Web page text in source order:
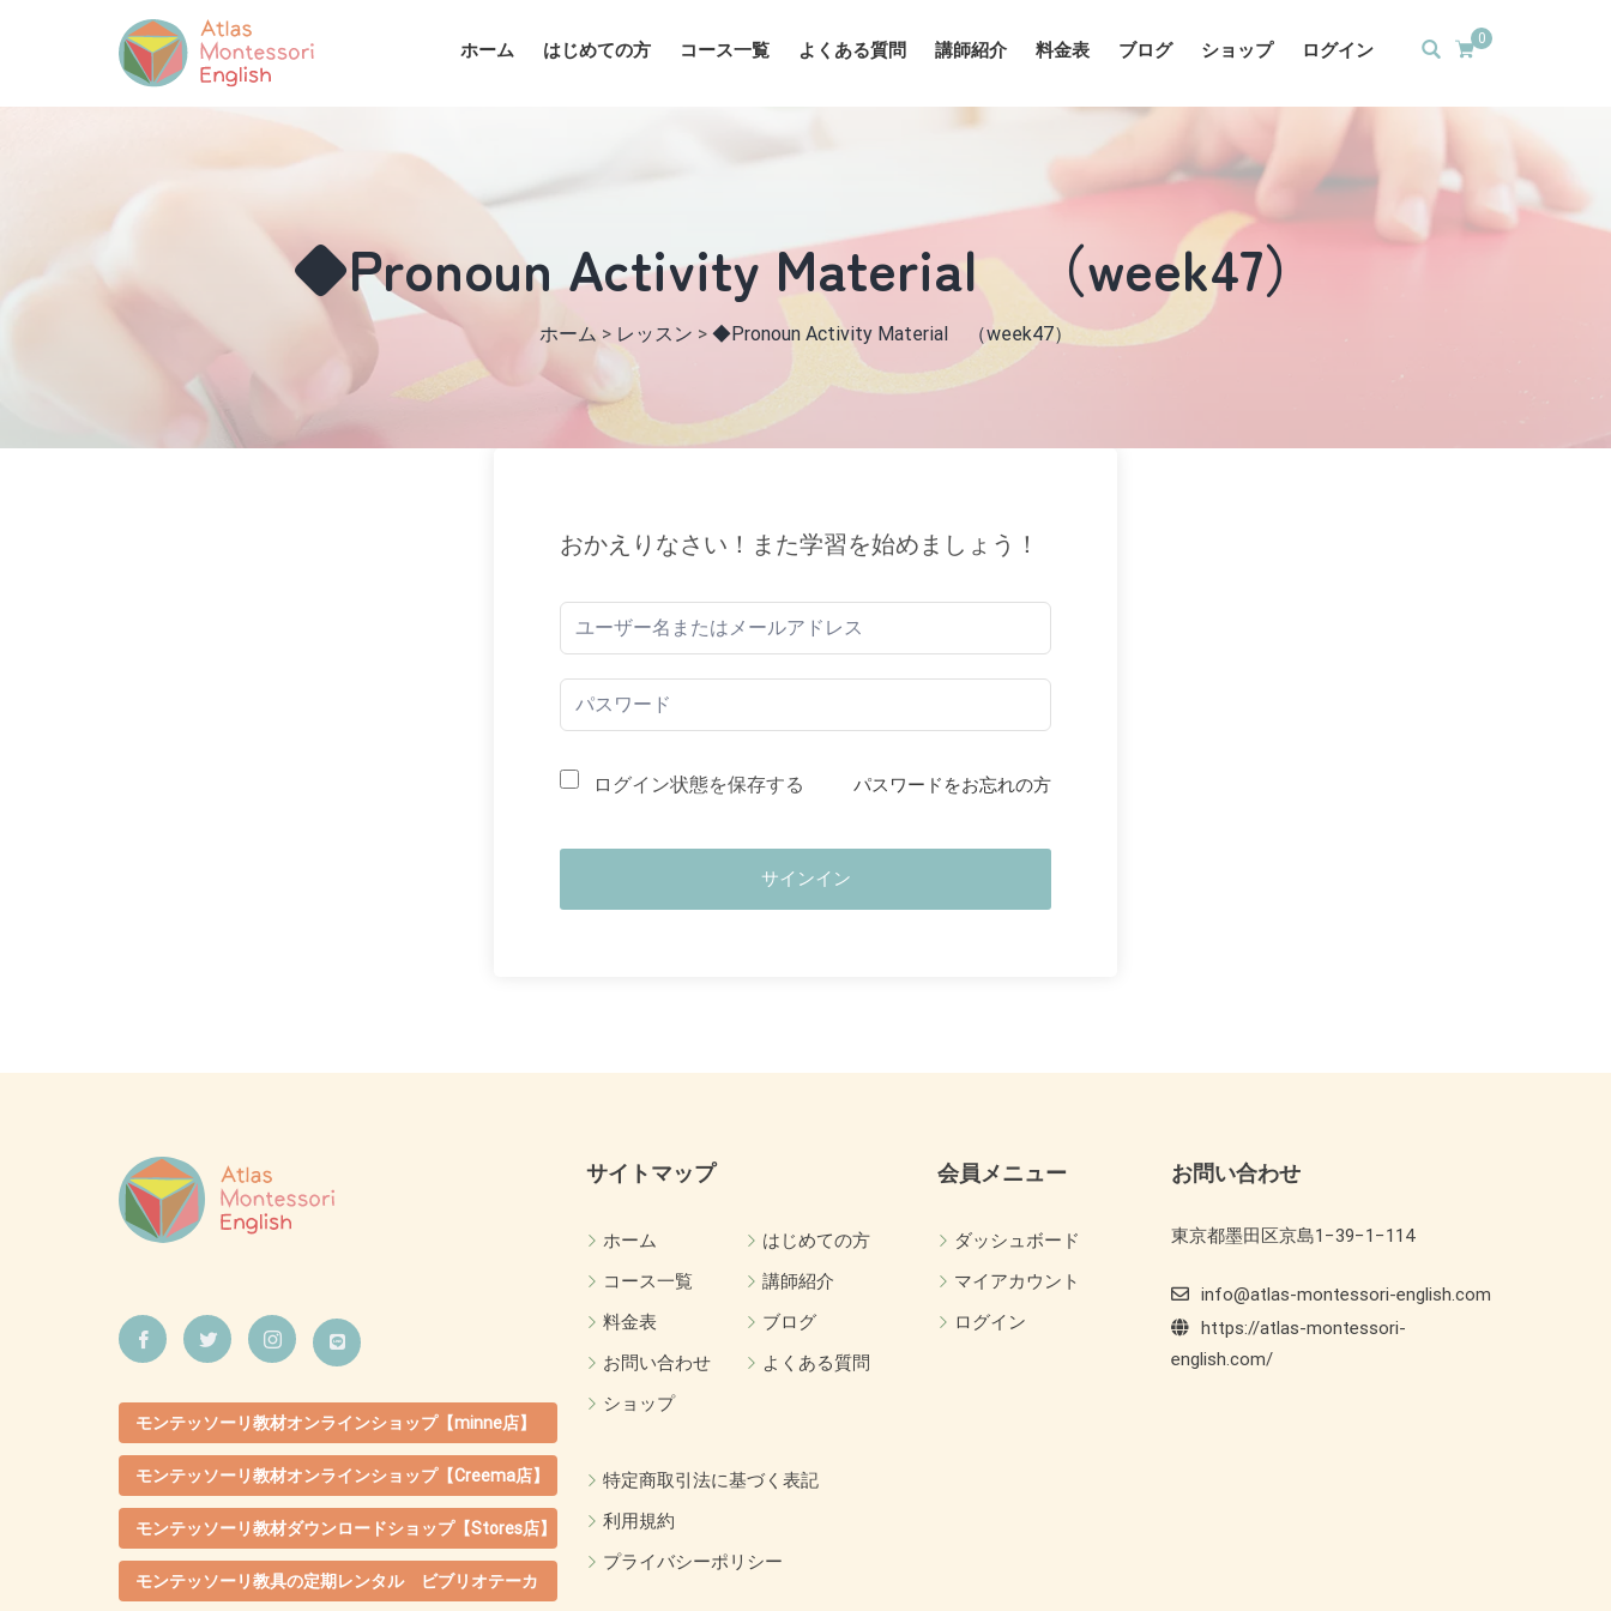
0
ホーム はじめての方 コース一覧 よくある質問 講師紹介 料金表 ブログ ショップ ログイン
◆Pronoun Activity Material （week47）
ホーム > レッスン > ◆Pronoun Activity Material （week47）
おかえりなさい！また学習を始めましょう！
ログイン状態を保存する パスワードをお忘れの方
サインイン
モンテッソーリ教材オンラインショップ【minne店】
モンテッソーリ教材オンラインショップ【Creema店】
モンテッソーリ教材ダウンロードショップ【Stores店】
モンテッソーリ教具の定期レンタル ビブリオテーカ
サイトマップ
ホーム
はじめての方
コース一覧
講師紹介
料金表
ブログ
お問い合わせ
よくある質問
ショップ
特定商取引法に基づく表記
利用規約
プライバシーポリシー
会員メニュー
ダッシュボード
マイアカウント
ログイン
お問い合わせ
東京都墨田区京島1−39−1−114
info@atlas-montessori-english.com
https://atlas-montessori-
english.com/